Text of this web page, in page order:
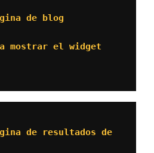
de blog
de resultados de